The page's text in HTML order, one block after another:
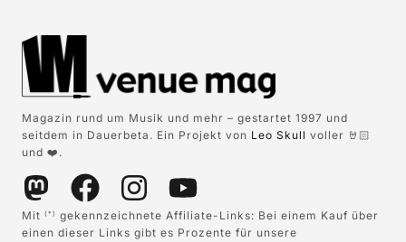
Magazin rund um Musik und mehr – gestartet 1997 und
seitdem in Dauerbeta. Ein Projekt von Leo Skull voller 🤘🏻
und ❤️.
Mit (*)
gekennzeichnete Affiliate-Links: Bei einem Kauf über
einen dieser Links gibt es Prozente für unsere